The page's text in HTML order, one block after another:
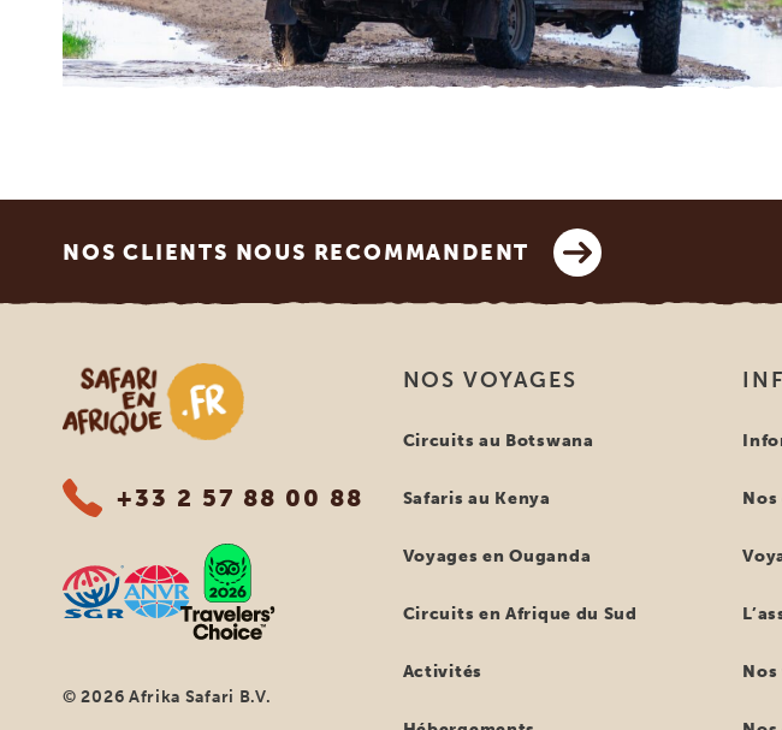
NOS CLIENTS NOUS RECOMMANDENT
Safari en Afrique
+33 2 57 88 00 88
© 2026 Afrika Safari B.V.
NOS VOYAGES
Circuits au Botswana
Safaris au Kenya
Voyages en Ouganda
Circuits en Afrique du Sud
Activités